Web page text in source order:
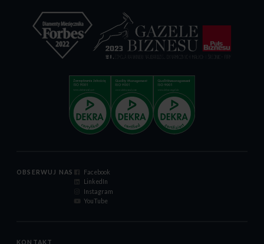
OBSERWUJ NAS
Facebook
LinkedIn
Instagram
YouTube
KONTAKT